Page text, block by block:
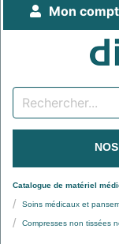
Mon
Catalogue de matériel
Soins médicaux et
Compresses non tissées